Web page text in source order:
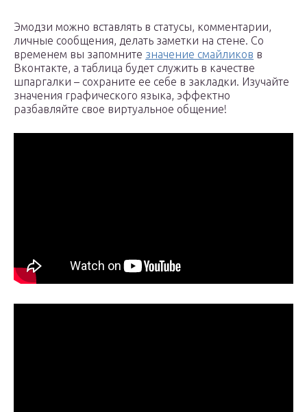
Эмодзи можно вставлять в статусы, комментарии,
личные сообщения, делать заметки на стене. Со
временем вы запомните значение смайликов в
Вконтакте, а таблица будет служить в качестве
шпаргалки – сохраните ее себе в закладки. Изучайте
значения графического языка, эффектно
разбавляйте свое виртуальное общение!